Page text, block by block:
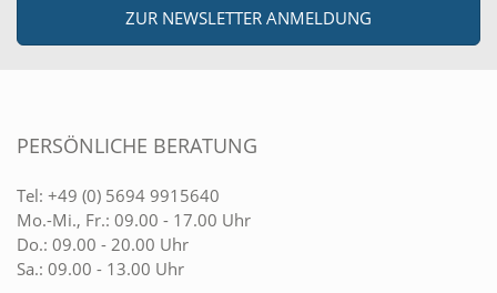
ZUR NEWSLETTER ANMELDUNG
PERSÖNLICHE BERATUNG
Tel: +49 (0) 5694 9915640
Mo.-Mi., Fr.: 09.00 - 17.00 Uhr
Do.: 09.00 - 20.00 Uhr
Sa.: 09.00 - 13.00 Uhr